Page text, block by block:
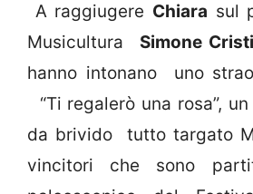
A raggiugere Chiara sul
Musicultura Simone
hanno intonano uno
“Ti regalerò una rosa”,
da brivido tutto targato
vincitori che sono